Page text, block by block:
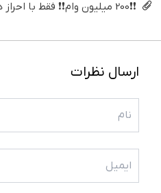
❗❗200 میلیون وام❗❗ فقط با احراز هویت
ارسال نظرات